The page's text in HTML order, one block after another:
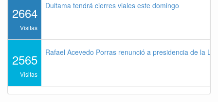
2664
Visitas
Duitama tendrá cierres viales este domingo
2565
Visitas
Rafael Acevedo Porras renunció a presidencia de la